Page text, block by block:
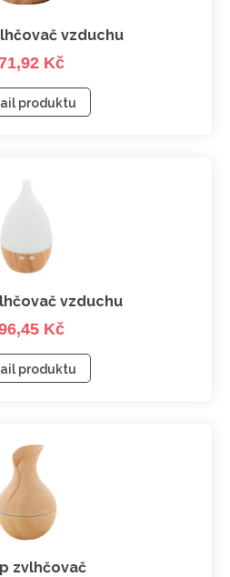
vzduchu
Kč
produktu
vzduchu
Kč
produktu
zvlhčovač